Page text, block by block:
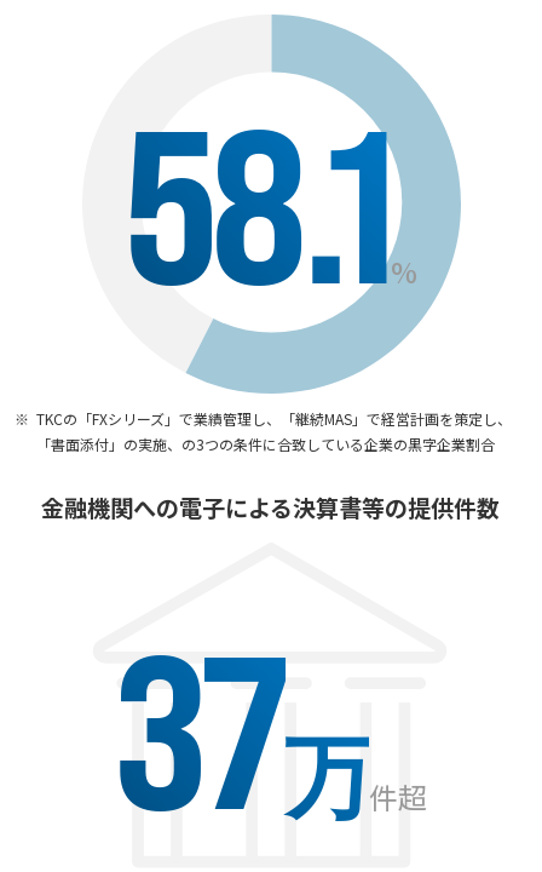
58.1%
TKCの「FXシリーズ」で業績管理し、「継続MAS」で経営計画を策定し、
「書面添付」の実施、の3つの条件に合致している企業の黒字企業割合
金融機関への電子による決算書等の提供件数
37万件超